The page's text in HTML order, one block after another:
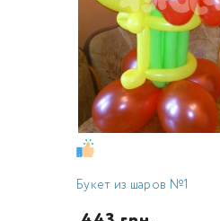
Букет из шаров №1